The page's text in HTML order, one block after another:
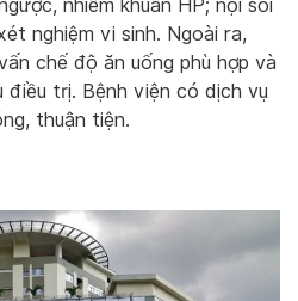
nhiễm khuẩn HP; nội soi
nghiệm vi sinh. Ngoài ra,
chế độ ăn uống phù hợp và
điều trị. Bệnh viện có dịch vụ
thuận tiện.